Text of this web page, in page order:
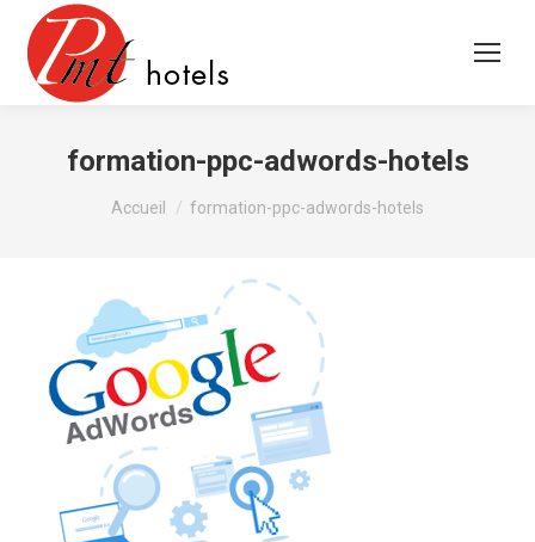
formation-ppc-adwords-hotels
Vous êtes ici :
Accueil formation-ppc-adwords-hotels